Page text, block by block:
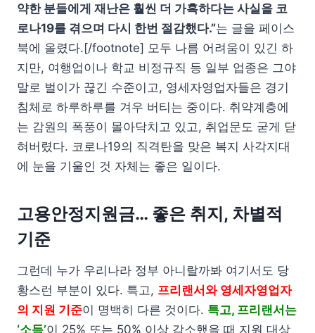
약한 분들에게 재난은 훨씬 더 가혹하다는 사실을 코
로나19를 겪으며 다시 한번 절감했다.”는 글을 페이스
북에 올렸다.[/footnote] 모두 나름 어려움이 있긴 하
지만, 여행업이나 학교 비정규직 등 일부 업종은 그야
말로 벌이가 끊긴 수준이고, 영세자영업자들은 경기
침체로 하루하루를 겨우 버티는 중이다. 취약계층에
는 감원의 폭풍이 몰아닥치고 있고, 취업문도 굳게 닫
혀버렸다. 코로나19의 직격탄을 맞은 복지 사각지대
에 눈을 기울인 것 자체는 좋은 일이다.
고용안정지원금… 좋은 취지, 차별적
기준
그런데 누가 우리나라 정부 아니랄까봐 여기서도 당
황스런 부분이 있다. 특고, 프리랜서와 영세자영업자
의 지원 기준이 명백히 다른 것이다. 특고, 프리랜서는
‘소득’이 25% 또는 50% 이상 감소했을 때 지원 대상